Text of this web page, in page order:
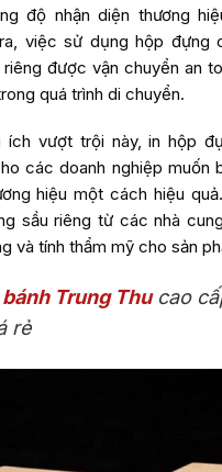
độ nhận diện thương
việc sử dụng hộp đựng
được vận chuyển an
quá trình di chuyển.
ích vượt trội này, in hộp
các doanh nghiệp muốn
hiệu một cách hiệu
sầu riêng từ các nhà
và tính thẩm mỹ cho sản
Trung Thucao
rẻ